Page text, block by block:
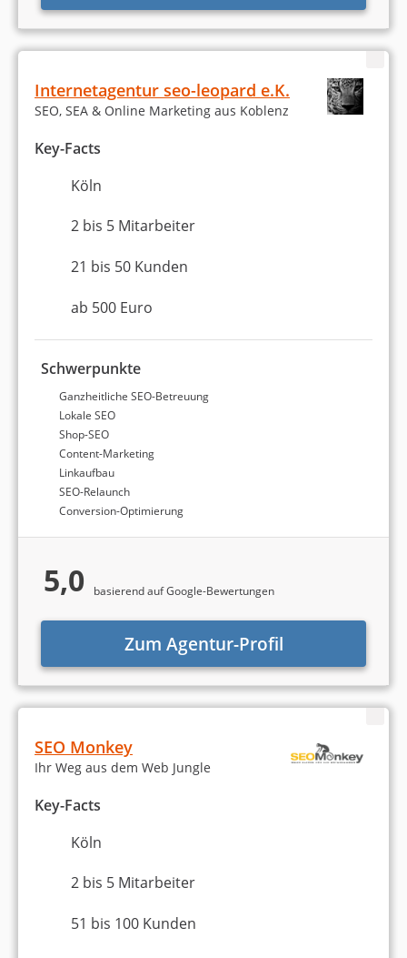
Internetagentur seo-leopard e.K.
SEO, SEA & Online Marketing aus Koblenz
Key-Facts
Köln
2 bis 5 Mitarbeiter
21 bis 50 Kunden
ab 500 Euro
Schwerpunkte
Ganzheitliche SEO-Betreuung
Lokale SEO
Shop-SEO
Content-Marketing
Linkaufbau
SEO-Relaunch
Conversion-Optimierung
5,0 basierend auf Google-Bewertungen
Zum Agentur-Profil
SEO Monkey
Ihr Weg aus dem Web Jungle
Key-Facts
Köln
2 bis 5 Mitarbeiter
51 bis 100 Kunden